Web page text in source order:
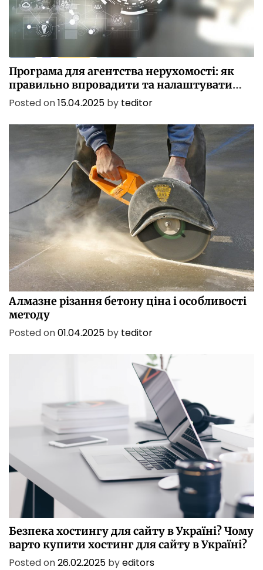
Програма для агентства нерухомості: як
правильно впровадити та налаштувати
CRM
Posted on15.04.2025 by teditor
БІЗНЕС ПОСЛУГИ ТЕХНОЛОГІЇ
Алмазне різання бетону ціна і особливості
методу
Posted on01.04.2025 by teditor
БЕЗПЕКА БІЗНЕС ТЕХНОЛОГІЇ
Безпека хостингу для сайту в Україні? Чому
варто купити хостинг для сайту в Україні?
Posted on26.02.2025 byeditors